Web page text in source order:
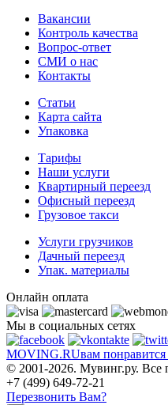
Вакансии
Контроль качества
Вопрос-ответ
СМИ о нас
Контакты
Статьи
Карта сайта
Упаковка
Тарифы
Наши услуги
Квартирный переезд
Офисный переезд
Грузовое такси
Услуги грузчиков
Дачный переезд
Упак. материалы
Онлайн оплата
Мы в социальных сетях
MOVING.RUвам понравится
© 2001-2026. Мувинг.ру. Все
+7 (499) 649-72-21
Перезвонить Вам?